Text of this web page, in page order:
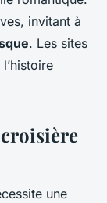
invitant à
. Les sites
une